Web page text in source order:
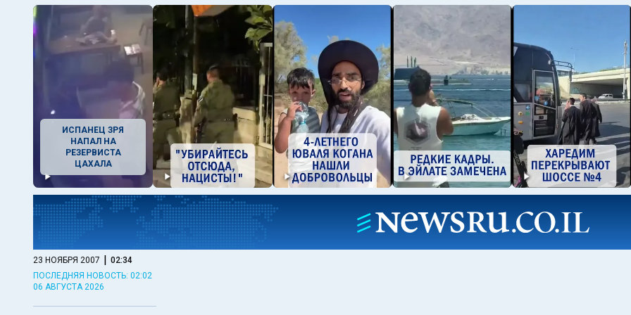
ИСПАНЕЦ ЗРЯ
НАПАЛ НА
РЕЗЕРВИСТА
ЦАХАЛА
23 НОЯБРЯ 2007 | 02:34
ПОСЛЕДНЯЯ НОВОСТЬ: 02:02
06 АВГУСТА 2026